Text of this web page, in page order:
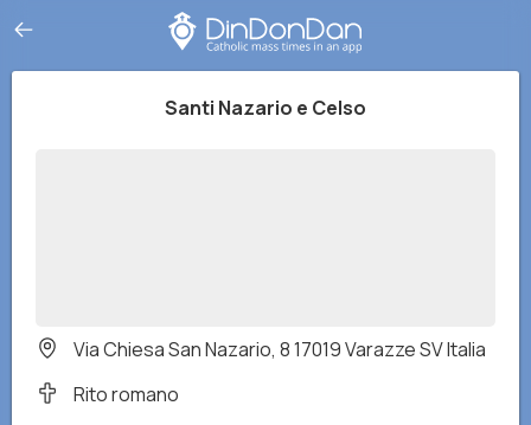
Santi Nazario e Celso
Via Chiesa San Nazario, 8 17019 Varazze SV Italia
Rito romano